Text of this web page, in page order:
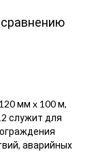
мм x 100 м,
служит для
аварийных